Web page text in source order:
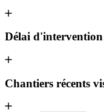
Délai d'intervention
Chantiers récents